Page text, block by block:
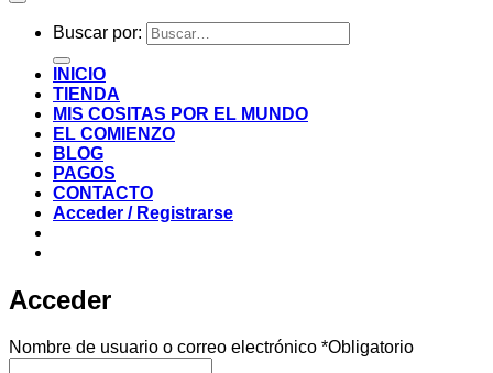
Buscar por:
INICIO
TIENDA
MIS COSITAS POR EL MUNDO
EL COMIENZO
BLOG
PAGOS
CONTACTO
Acceder / Registrarse
Acceder
Nombre de usuario o correo electrónico *Obligatorio